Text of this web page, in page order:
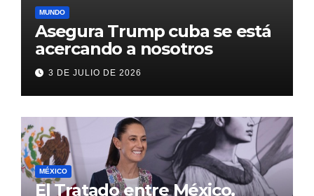
MUNDO
Asegura Trump cuba se está
acercando a nosotros
3 DE JULIO DE 2026
MÉXICO
El Tratado entre México,